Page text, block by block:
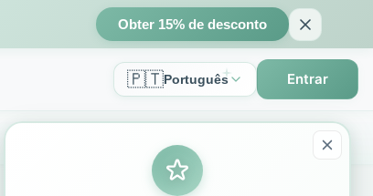
Obter 15% de desconto
🇵🇹Português Entrar